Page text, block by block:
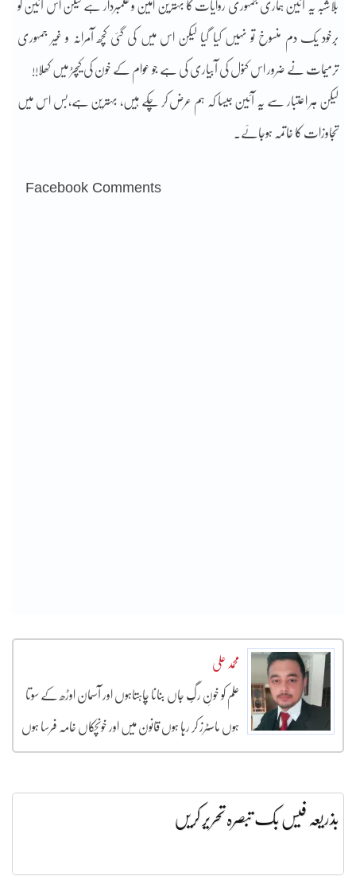
بلاشبہ یہ آئین ہماری جمہوری روایات کا بہترین امین و علمبردار ہے لیکن اس آئین کو
برخود یک دم منسوخ تو نہیں کیا گیا لیکن اس میں کی گئی کچھ آمرانہ و غیر جمہوری
ترمیمات نے ضرور اس کنول کی آبیاری کی ہے جو عوام کے خون کی کیچڑ میں کھلا!!
لیکن ہر اعتبار سے یہ آئین جیسا کہ ہم عرض کر چکے ہیں، بہترین ہے،بس اس میں
تجاوزات کا خاتمہ ہوجائے۔
Facebook Comments
محمد علی
علم کو خونِ رگِِِ جاں بنانا چاہتاہوں اور آسمان اوڑھ کے سوتا
ہوں ماسٹرز کر رہا ہوں قانون میں اور خونچکاں خامہ فرسا ہوں
بذریعہ فیس بک تبصرہ تحریر کریں